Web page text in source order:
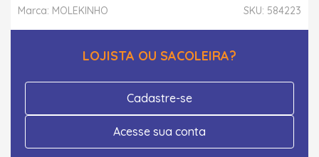
SKU: 584223
Marca: MOLEKINHO
LOJISTA OU SACOLEIRA?
Cadastre-se
Acesse sua conta